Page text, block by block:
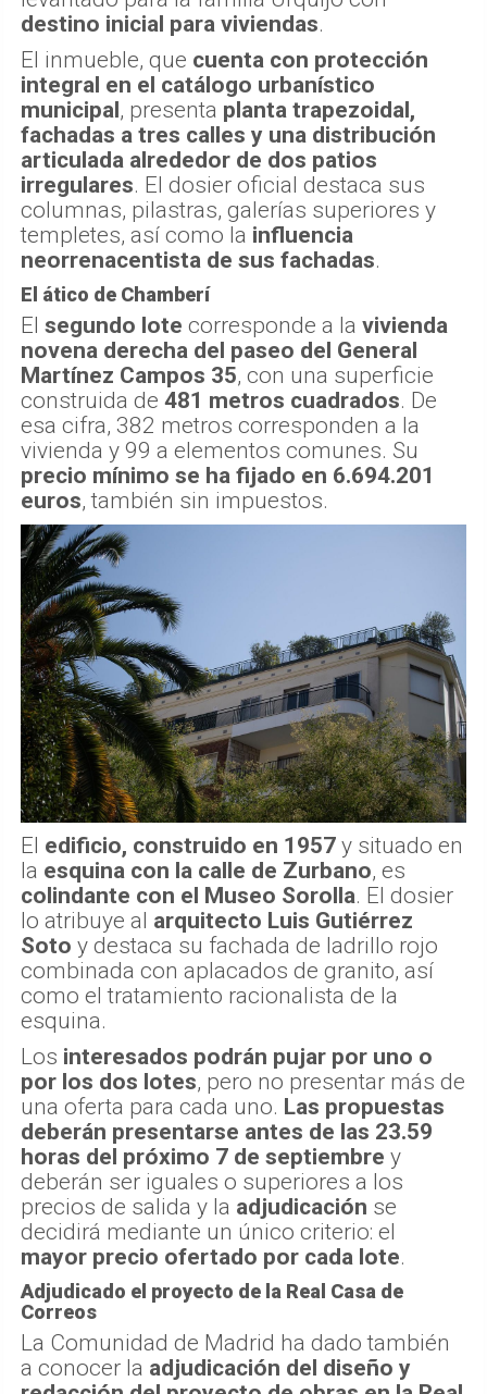
destino inicial para viviendas.
El inmueble, que cuenta con protección
integral en el catálogo urbanístico
municipal, presenta planta trapezoidal,
fachadas a tres calles y una distribución
articulada alrededor de dos patios
irregulares. El dosier oficial destaca sus
columnas, pilastras, galerías superiores y
templetes, así como la influencia
neorrenacentista de sus fachadas.
El ático de Chamberí
El segundo lote corresponde a la vivienda
novena derecha del paseo del General
Martínez Campos 35, con una superficie
construida de 481 metros cuadrados. De
esa cifra, 382 metros corresponden a la
vivienda y 99 a elementos comunes. Su
precio mínimo se ha fijado en 6.694.201
euros, también sin impuestos.
El edificio, construido en 1957 y situado en
la esquina con la calle de Zurbano, es
colindante con el Museo Sorolla. El dosier
lo atribuye al arquitecto Luis Gutiérrez
Soto y destaca su fachada de ladrillo rojo
combinada con aplacados de granito, así
como el tratamiento racionalista de la
esquina.
Los interesados podrán pujar por uno o
por los dos lotes, pero no presentar más de
una oferta para cada uno. Las propuestas
deberán presentarse antes de las 23.59
horas del próximo 7 de septiembre y
deberán ser iguales o superiores a los
precios de salida y la adjudicación se
decidirá mediante un único criterio: el
mayor precio ofertado por cada lote.
Adjudicado el proyecto de la Real Casa de
Correos
La Comunidad de Madrid ha dado también
a conocer la adjudicación del diseño y